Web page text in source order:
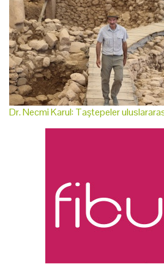
Dr. Necmi Karul: Taştepeler